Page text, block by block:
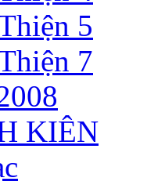
5
7
KIÊN